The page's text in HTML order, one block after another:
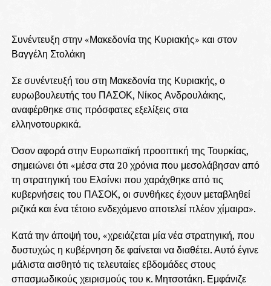
Συνέντευξη στην «Μακεδονία της Κυριακής» και στον
Βαγγέλη Στολάκη
Σε συνέντευξή του στη Μακεδονία της Κυριακής, ο
ευρωβουλευτής του ΠΑΣΟΚ, Νίκος Ανδρουλάκης,
αναφέρθηκε στις πρόσφατες εξελίξεις στα
ελληνοτουρκικά.
Όσον αφορά στην Ευρωπαϊκή προοπτική της Τουρκίας,
σημειώνει ότι «μέσα στα 20 χρόνια που μεσολάβησαν από
τη στρατηγική του Ελσίνκι που χαράχθηκε από τις
κυβερνήσεις του ΠΑΣΟΚ, οι συνθήκες έχουν μεταβληθεί
ριζικά και ένα τέτοιο ενδεχόμενο αποτελεί πλέον χίμαιρα».
Κατά την άποψή του, «χρειάζεται μία νέα στρατηγική, που
δυστυχώς η κυβέρνηση δε φαίνεται να διαθέτει. Αυτό έγινε
μάλιστα αισθητό τις τελευταίες εβδομάδες στους
σπασμωδικούς χειρισμούς του κ. Μητσοτάκη. Εμφάνιζε